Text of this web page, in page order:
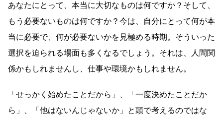
あなたにとって、本当に大切なものは何ですか？そして、
もう必要ないものは何ですか？今は、自分にとって何が本
当に必要で、何が必要ないかを見極める時期。そういった
選択を迫られる場面も多くなるでしょう。それは、人間関
係かもしれませんし、仕事や環境かもしれません。
「せっかく始めたことだから」、「一度決めたことだか
ら」、「他はないんじゃないか」と頭で考えるのではな